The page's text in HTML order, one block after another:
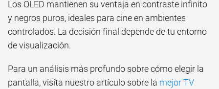
Los OLED mantienen su ventaja en contraste infinito
y negros puros, ideales para cine en ambientes
controlados. La decisión final depende de tu entorno
de visualización.
Para un análisis más profundo sobre cómo elegir la
pantalla, visita nuestro artículo sobre la mejor TV